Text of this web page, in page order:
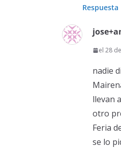
Respuesta
el 28
nadie
llevan
otro
Feria
se lo